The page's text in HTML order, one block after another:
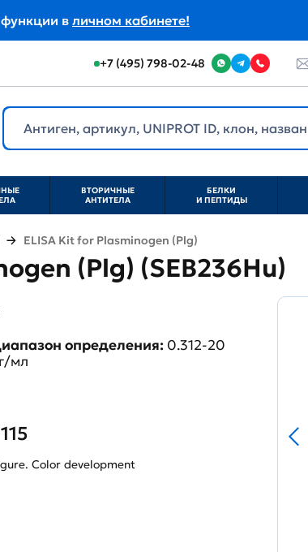
в личном кабинете!
+7 (495) 798-02-48
ВТОРИЧНЫЕ
АНТИТЕЛА
БЕЛКИ
И ПЕПТИДЫ
ELISA Kit for Plasminogen (Plg)
(Plg) (SEB236Hu)
определения: 0.312-20
мл
Color development